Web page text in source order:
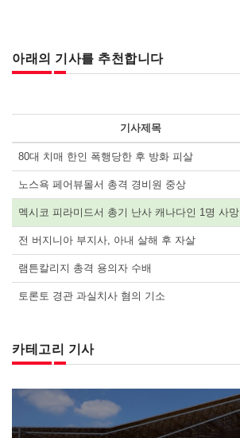
아래의 기사를 추천합니다
기사제목
80대 치매 한인 폭행당한 후 방화 피살
노스욕 페어뷰몰서 총격 경비원 중상
멕시코 피라미드서 총기 난사 캐나다인 1명 사망
전 버지니아 부지사, 아내 살해 후 자살
램튼칼리지 총격 용의자 수배
토론토 경관 과실치사 혐의 기소
카테고리 기사